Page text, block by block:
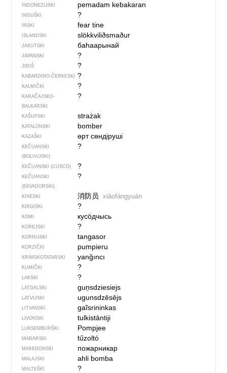
INDONEZIJSKI pemadam kebakaran
INGUŠKI ?
IRSKI fear tine
ISLANDSKI slökkviliðsmaður
JAKUTSKI баһаарынай
JAPANSKI ?
JIDIŠ ?
KABARDINO-ČERKESKI ?
KALMIČKI ?
KARAČAJSKO-
BALKARSKI
?
KAŠUPSKI strażak
KATALONSKI bomber
KAZAŠKI өрт сөндіруші
KEČUANSKI
(BOLIVIJSKI)
?
KEČUANSKI (CUSCO) ?
KEČUANSKI
(EKVADORSKI)
?
KINESKI 消防员 xiāofángyuán
KIRGISKI ?
KOMI кусӧдчысь
KOREJSKI ?
KORNIJSKI tangasor
KORZIČKI pumpieru
KRIMSKOTATARSKI yanğıncı
KUMIČKI ?
LAKSKI ?
LATGALSKI guņsdziesiejs
LATVIJSKI ugunsdzēsējs
LITVANSKI gaĩsrininkas
LIVONSKI tulkistāntiji
LUKSEMBURŠKI Pompjee
MAĐARSKI tűzoltó
MAKEDONSKI пожарникар
MALAJSKI ahli bomba
MALTEŠKI ?